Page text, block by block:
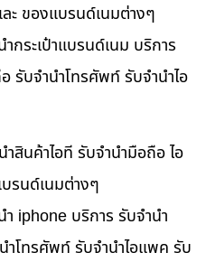
ะ ของแบรนด์เนมต่างๆ
กระเป๋าแบรนด์เนม บริการ
รับจำนำโทรศัพท์ รับจำนำไอ
สินค้าไอที รับจำนำมือถือ ไอ
รนด์เนมต่างๆ
iphone บริการ รับจำนำ
ำโทรศัพท์ รับจำนำไอแพค รับ